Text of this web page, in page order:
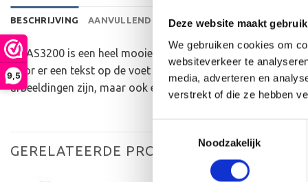
Deze website maakt
We gebruiken cookies om
websiteverkeer te
media, adverteren en
verstrekt of die ze hebben
Noodzakelijk
9,5
BESCHRIJVING AANVULLENDE INFORMATIE
De AS3200 is een heel mooie trofee die zeer geschikt is
door er een tekst op de voet van de beker aan te brengen.
afbeeldingen zijn, maar ook een eigen logo of afbeelding.
GERELATEERDE PRODUCTEN